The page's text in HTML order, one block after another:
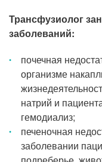
Трансфузиолог
заболеваний:
почечная
организме
натрий и
гемодиализ;
печеночная
заболевании